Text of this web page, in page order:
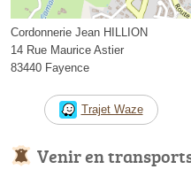
Cordonnerie Jean HILLION
14 Rue Maurice Astier
83440 Fayence
Trajet Waze
Venir en